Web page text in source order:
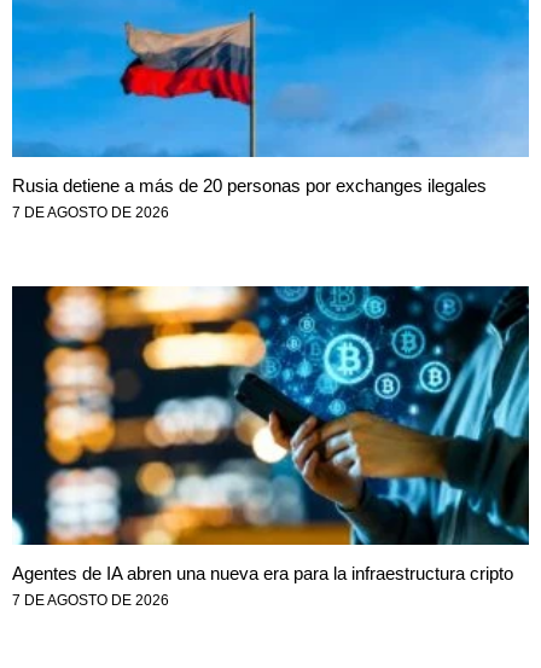
Rusia detiene a más de 20 personas por exchanges ilegales
7 DE AGOSTO DE 2026
Agentes de IA abren una nueva era para la infraestructura cripto
7 DE AGOSTO DE 2026